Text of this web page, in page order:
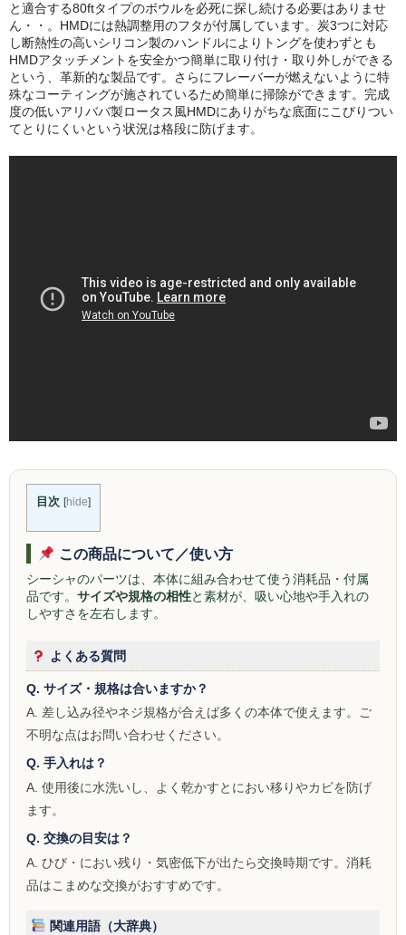
Khalil Mamoon
VZ
RF
NOMAD
HMS
AL FAKHER(アルファーヘル）
オデュマン
Social Smoke
Eternal Smoke
FML
FUMARI
NirvanaSuperShisha
SPLIT
と適合する80ftタイプのボウルを必死に探し続ける必要はありませ
ん・・。HMDには熱調整用のフタが付属しています。炭3つに対応
し断熱性の高いシリコン製のハンドルによりトングを使わずとも
HMDアタッチメントを安全かつ簡単に取り付け・取り外しができる
という、革新的な製品です。さらにフレーバーが燃えないように特
殊なコーティングが施されているため簡単に掃除ができます。完成
度の低いアリババ製ロータス風HMDにありがちな底面にこびりつい
てとりにくいという状況は格段に防げます。
目次 [hide]
この商品について／使い方
シーシャのパーツは、本体に組み合わせて使う消耗品・付属
品です。サイズや規格の相性と素材が、吸い心地や手入れの
しやすさを左右します。
よくある質問
Q. サイズ・規格は合いますか？
A. 差し込み径やネジ規格が合えば多くの本体で使えます。ご
不明な点はお問い合わせください。
Q. 手入れは？
A. 使用後に水洗いし、よく乾かすとにおい移りやカビを防げ
ます。
Q. 交換の目安は？
A. ひび・におい残り・気密低下が出たら交換時期です。消耗
品はこまめな交換がおすすめです。
関連用語（大辞典）